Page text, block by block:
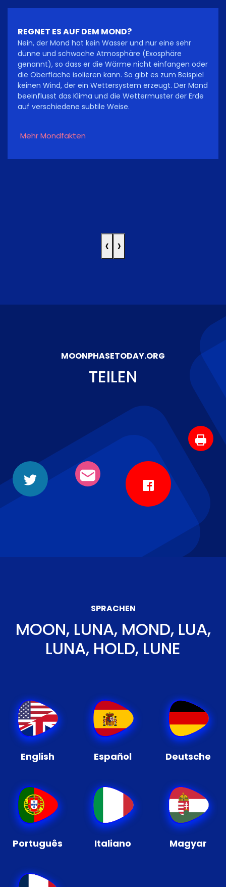
REGNET ES AUF DEM MOND?
Nein, der Mond hat kein Wasser und nur eine sehr
dünne und schwache Atmosphäre (Exosphäre
genannt), so dass er die Wärme nicht einfangen oder
die Oberfläche isolieren kann. So gibt es zum Beispiel
keinen Wind, der ein Wettersystem erzeugt. Der Mond
beeinflusst das Klima und die Wettermuster der Erde
auf verschiedene subtile Weise.
Mehr Mondfakten
‹ ›
MOONPHASETODAY.ORG
TEILEN
SPRACHEN
MOON, LUNA, MOND, LUA,
LUNA, HOLD, LUNE
English Español Deutsche
Português Italiano Magyar